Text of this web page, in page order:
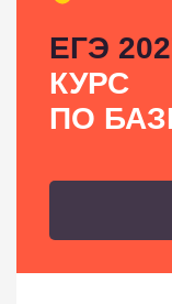
ЕГЭ
КУРС
ПО